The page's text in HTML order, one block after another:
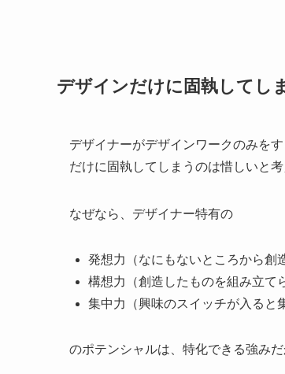
デザインだけに固執してし
デザイナーがデザインワークのみを
だけに固執してしまうのは惜しいと考
なぜなら、デザイナー特有の
発想力（なにもないところから創
構想力（創造したものを組み立て
集中力（興味のスイッチが入ると
のポテンシャルは、特化できる強みだ